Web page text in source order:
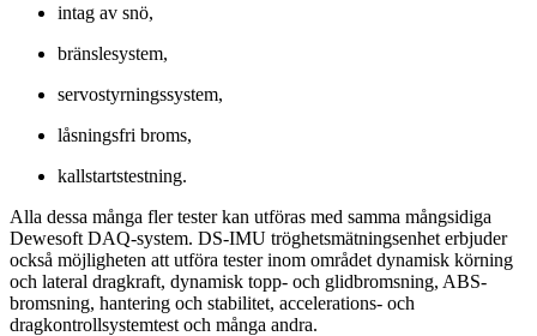
intag av snö,
bränslesystem,
servostyrningssystem,
låsningsfri broms,
kallstartstestning.
Alla dessa många fler tester kan utföras med samma mångsidiga
Dewesoft DAQ-system. DS-IMU tröghetsmätningsenhet erbjuder
också möjligheten att utföra tester inom området dynamisk körning​​​​​​​
och lateral dragkraft, dynamisk topp- och glidbromsning, ABS-
bromsning, hantering och stabilitet, accelerations- och
dragkontrollsystemtest och många andra.